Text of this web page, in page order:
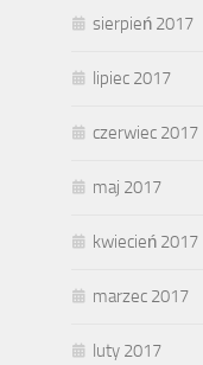
sierpień 2017
lipiec 2017
czerwiec 2017
maj 2017
kwiecień 2017
marzec 2017
luty 2017